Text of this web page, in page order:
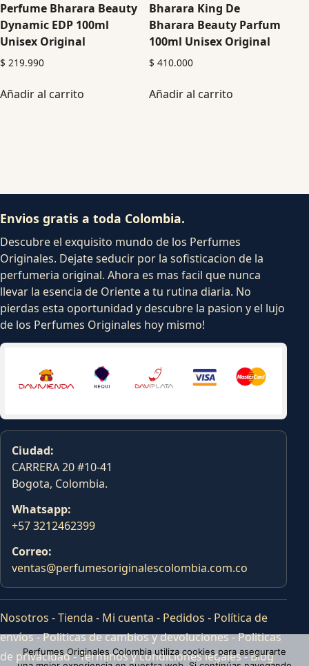
Perfume Bharara Beauty
Dynamic EDP 100ml
Unisex Original
$ 219.990
Añadir al carrito
Bharara King De
Bharara Beauty Parfum
100ml Unisex Original
$ 410.000
Añadir al carrito
Envios gratis a toda Colombia.
Descubre el exquisito mundo de los Perfumes
Originales. Dejate seducir por la sofisticacion de la
perfumeria original. Ahora es mas facil que nunca
llevar la esencia de Oriente a tu rutina diaria. No
pierdas esta oportunidad y descubre la pasion y el lujo
de los Perfumes Originales hoy mismo!
Ciudad:
CARRERA 20 #10-41
Bogota, Colombia.
Whatsapp:
+57 3212462399
Correo:
ventas@perfumesoriginalescolombia.com.co
Nosotros -Tienda - Mi cuenta - Pedidos - Política de
envíos-Politicas de cambios y devoluciones-Politicas
de privacidad-Terminos y condiciones legales-Blog
Perfumes Originales Colombia utiliza cookies para asegurarte